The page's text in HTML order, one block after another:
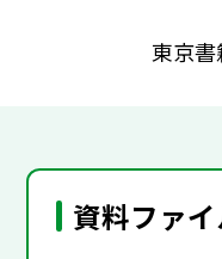
東京
資料ファ